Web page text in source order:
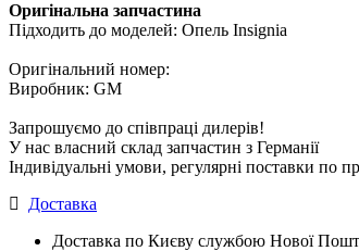
Оригінальна запчастина
Підходить до моделей: Опель Insignia
Оригінальний номер:
Виробник: GM
Запрошуємо до співпраці дилерів!
У нас власний склад запчастин з Германії
Індивідуальні умови, регулярні поставки по
Доставка
Доставка по Києву службою Нової